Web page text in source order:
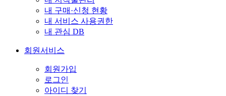
내 구매·신청 현황
내 서비스 사용권한
내 관심 DB
회원서비스
회원가입
로그인
아이디 찾기